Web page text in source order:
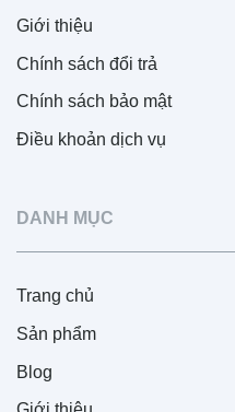
Giới thiệu
Chính sách đổi trả
Chính sách bảo mật
Điều khoản dịch vụ
DANH MỤC
Trang chủ
Sản phẩm
Blog